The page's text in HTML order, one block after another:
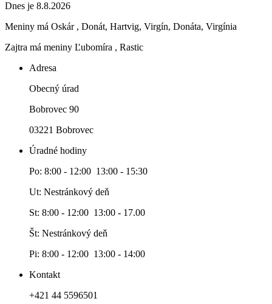
Dnes je 8.8.2026
Meniny má Oskár , Donát, Hartvig, Virgín, Donáta, Virgínia
Zajtra má meniny Ľubomíra , Rastic
Adresa
Obecný úrad
Bobrovec 90
03221 Bobrovec
Úradné hodiny
Po: 8:00 - 12:00 13:00 - 15:30
Ut: Nestránkový deň
St: 8:00 - 12:00 13:00 - 17.00
Št: Nestránkový deň
Pi: 8:00 - 12:00 13:00 - 14:00
Kontakt
+421 44 5596501